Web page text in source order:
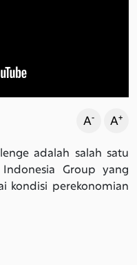
A- A+
adalah salah satu
Group yang
kondisi perekonomian